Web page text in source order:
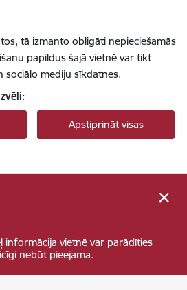
tā izmanto obligāti nepieciešamās
papildus šajā vietnē var tikt
sociālo mediju sīkdatnes.
Apstiprināt visas
informācija vietnē var parādīties
nebūt pieejama.